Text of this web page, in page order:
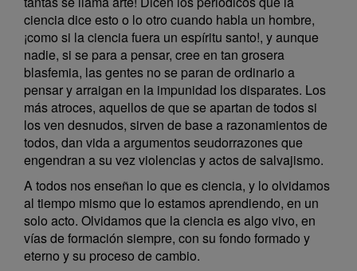
ciencia dice esto o lo otro cuando habla un hombre,
¡como si la ciencia fuera un espíritu santo!, y aunque
nadie, si se para a pensar, cree en tan grosera
blasfemia, las gentes no se paran de ordinario a
pensar y arraigan en la impunidad los disparates. Los
más atroces, aquellos de que se apartan de todos si
los ven desnudos, sirven de base a razonamientos de
todos, dan vida a argumentos seudorrazones que
engendran a su vez violencias y actos de salvajismo.
A todos nos enseñan lo que es ciencia, y lo olvidamos
al tiempo mismo que lo estamos aprendiendo, en un
solo acto. Olvidamos que la ciencia es algo vivo, en
vías de formación siempre, con su fondo formado y
eterno y su proceso de cambio.